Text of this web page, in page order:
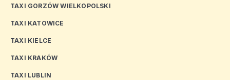
TAXI GORZÓW WIELKOPOLSKI
TAXI KATOWICE
TAXI KIELCE
TAXI KRAKÓW
TAXI LUBLIN